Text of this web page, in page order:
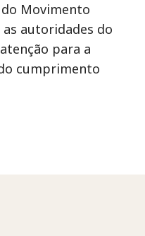
Movimento
autoridades do
para a
cumprimento